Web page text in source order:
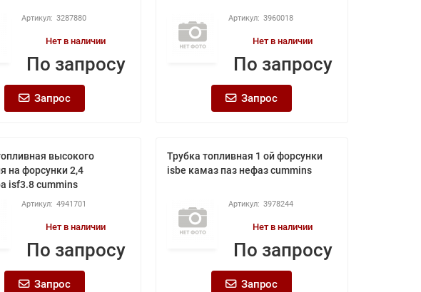
3287880
Нет в наличии
По запросу
Запрос
3960018
Нет в наличии
По запросу
Запрос
высокого
на форсунки 2,4
isf3.8 cummins
4941701
Нет в наличии
По запросу
Запрос
Трубка топливная 1 ой форсунки
isbe камаз паз нефаз cummins
3978244
Нет в наличии
По запросу
Запрос